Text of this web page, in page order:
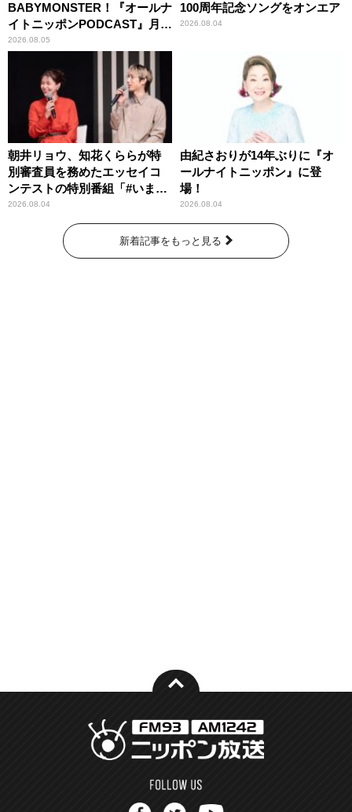
BABYMONSTER！『オールナ
イトニッポンPODCAST』月替
わりパーソナリティ
2026.08.05
100周年記念ソングをオンエア
2026.08.04
朝井リョウ、知花くららが特
別審査員を務めたエッセイコ
ンテストの特別番組「#いまあ
なたに伝えたいこと」
2026.08.04
由紀さおりが14年ぶりに『オ
ールナイトニッポン』に登
場！
2026.08.04
新着記事をもっと見る